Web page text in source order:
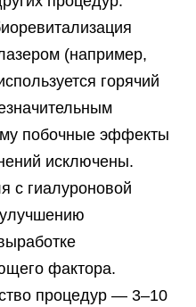
(например,
горячий
побочные эффекты
исключены.
с гиалуроновой
улучшению
фактора.
процедур — 3–10